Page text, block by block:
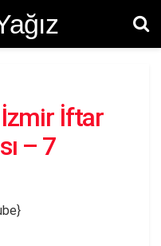
İftar
– 7